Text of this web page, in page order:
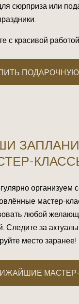
сюрприза или
с красивой
ПОДАРОЧНУЮ
организуем
мастер-
любой
Следите за
место заранее!